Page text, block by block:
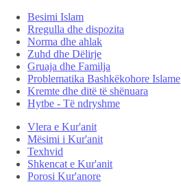
Besimi Islam
Rregulla dhe dispozita
Norma dhe ahlak
Zuhd dhe Dëlirje
Gruaja dhe Familja
Problematika Bashkëkohore Islame
Kremte dhe ditë të shënuara
Hytbe - Të ndryshme
Vlera e Kur'anit
Mësimi i Kur'anit
Texhvid
Shkencat e Kur'anit
Porosi Kur'anore